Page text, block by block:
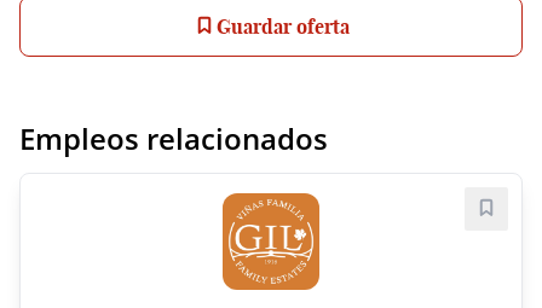
Guardar oferta
Empleos relacionados